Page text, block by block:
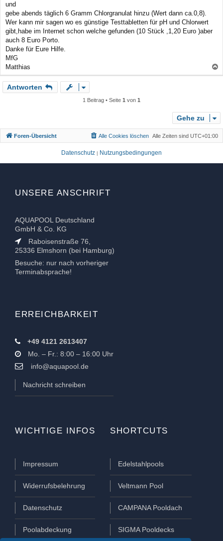
und
gebe abends täglich 6 Gramm Chlorgranulat hinzu (Wert dann ca.0,8).
Wer kann mir sagen wo es günstige Testtabletten für pH und Chlorwert
gibt,habe im Internet schon welche gefunden (10 Stück ,1,20 Euro )aber
auch 8 Euro Porto.
Danke für Eure Hilfe.
MfG
Matthias
a
Antworten
1 Beitrag • Seite 1 von 1
Gehe zu
Foren-Übersicht Alle Zeiten sind UTC+01:00
Alle Cookies löschen
Datenschutz | Nutzungsbedingungen
UNSERE ANSCHRIFT
AQUAPOOL Deutschland
GmbH & Co. KG
Raboisenstraße 76,
25336 Elmshorn (bei Hamburg)
Besuche: nur nach vorheriger
Terminabsprache!
ERREICHBARKEIT
+49 4121 2613407
Mo. – Fr.: 8:00 – 16:00 Uhr
info@aquapool.de
Nachricht schreiben
WICHTIGE INFOS
Impressum
Widerrufsbelehrung
Datenschutz
Poolabdeckung
SHORTCUTS
Edelstahlpools
Veltmann Pool
CAMPANA Pooldach
SIGMA Pooldecks